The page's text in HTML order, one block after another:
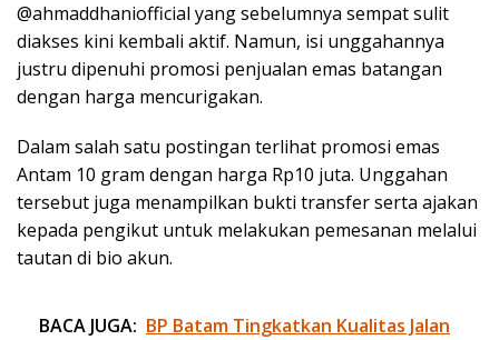
@ahmaddhaniofficial yang sebelumnya sempat sulit
diakses kini kembali aktif. Namun, isi unggahannya
justru dipenuhi promosi penjualan emas batangan
dengan harga mencurigakan.
Dalam salah satu postingan terlihat promosi emas
Antam 10 gram dengan harga Rp10 juta. Unggahan
tersebut juga menampilkan bukti transfer serta ajakan
kepada pengikut untuk melakukan pemesanan melalui
tautan di bio akun.
BACA JUGA: BP Batam Tingkatkan Kualitas Jalan